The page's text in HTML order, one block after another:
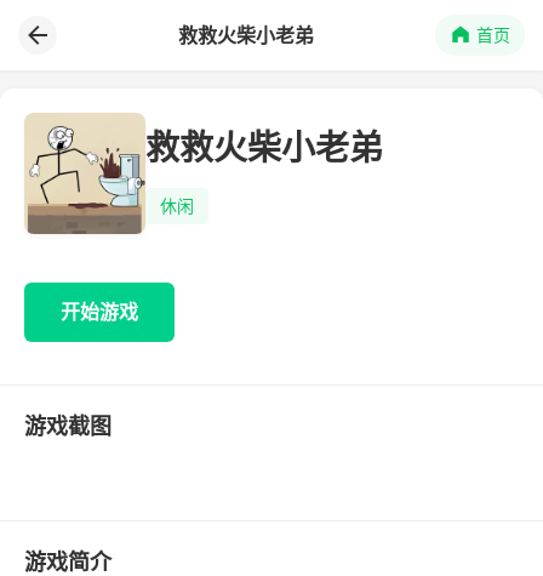
救救火柴小老弟 首页
救救火柴小老弟
休闲
开始游戏
游戏截图
游戏简介